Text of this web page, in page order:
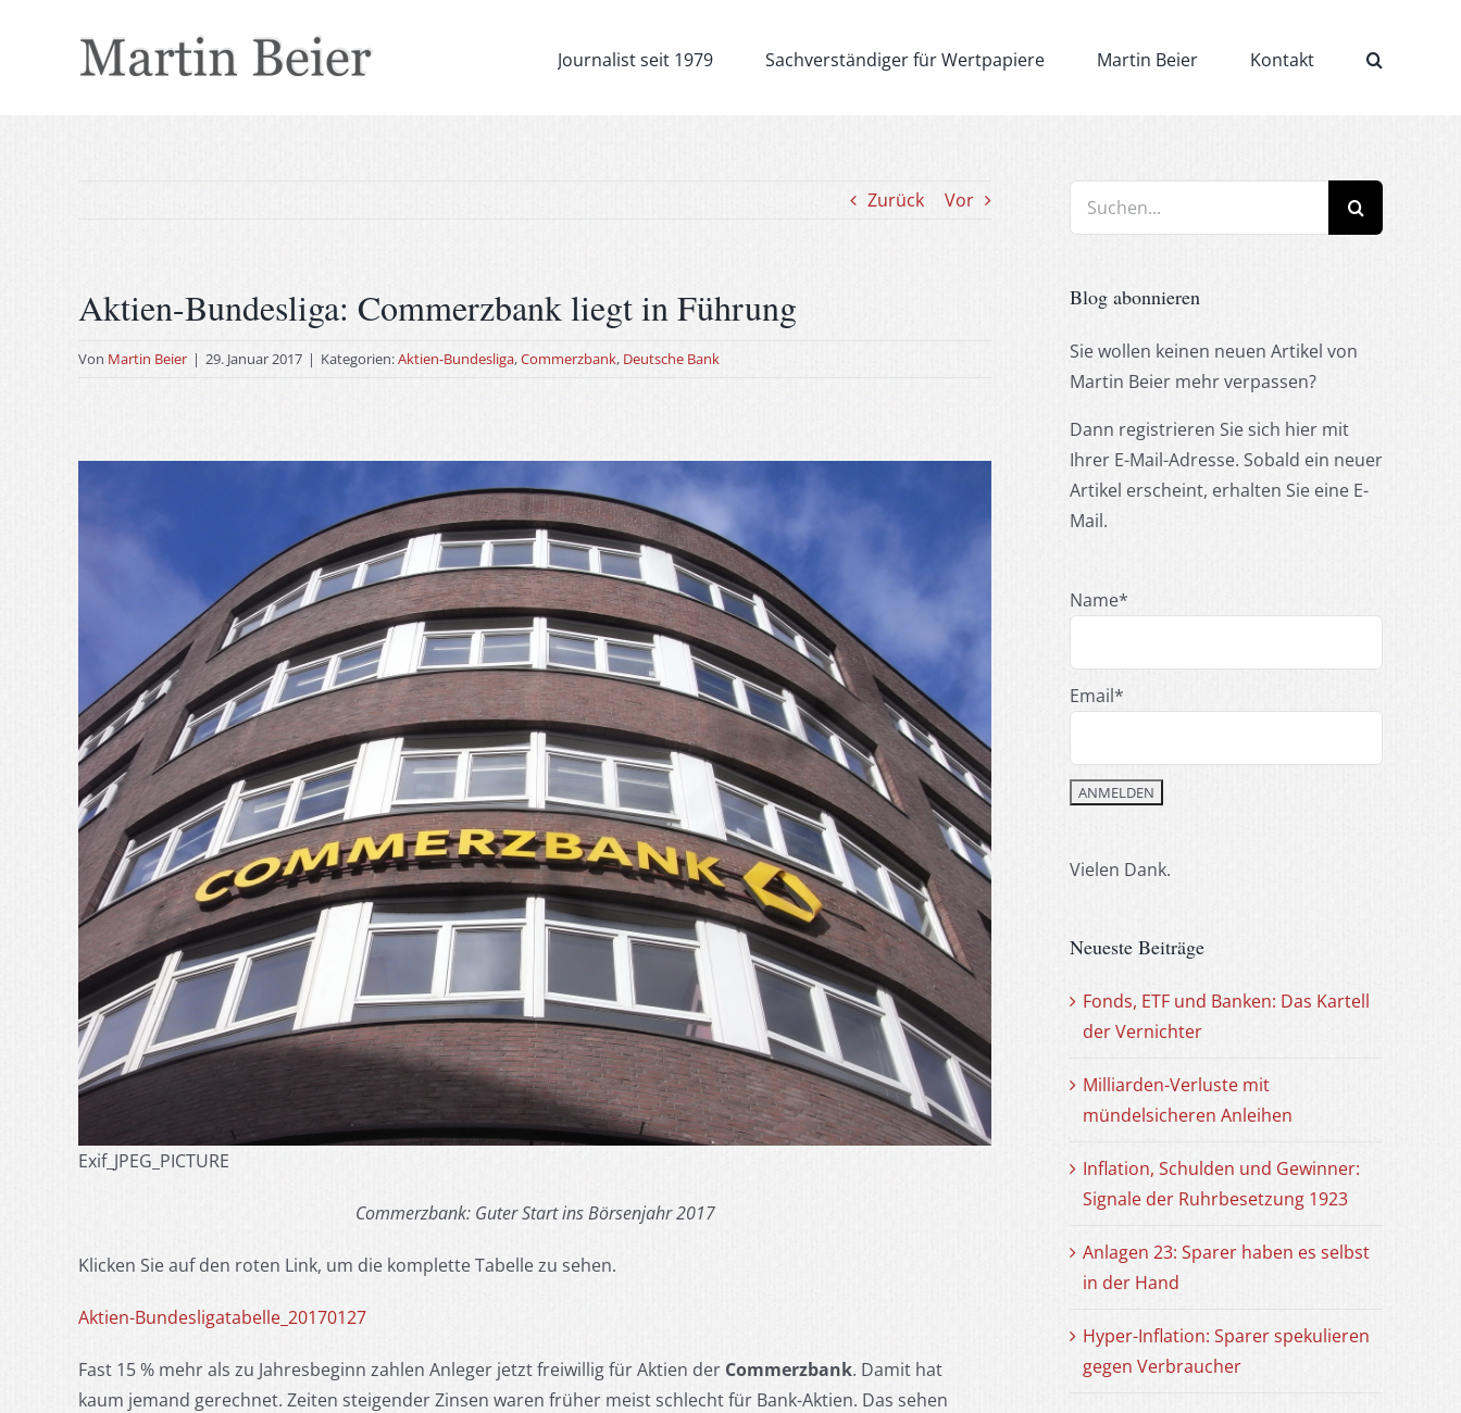
Journalist seit 1979 Sachverständiger für Wertpapiere Martin Beier Kontakt
Zurück Vor
Aktien-Bundesliga: Commerzbank liegt in Führung
Von Martin Beier | 29. Januar 2017 | Kategorien:Aktien-Bundesliga,Commerzbank, Deutsche Bank
Exif_JPEG_PICTURE
Commerzbank: Guter Start ins Börsenjahr 2017
Klicken Sie auf den roten Link, um die komplette Tabelle zu sehen.
Aktien-Bundesligatabelle_20170127
Fast 15 % mehr als zu Jahresbeginn zahlen Anleger jetzt freiwillig für Aktien der Commerzbank. Damit hat
kaum jemand gerechnet. Zeiten steigender Zinsen waren früher meist schlecht für Bank-Aktien. Das sehen
Suche
Blog abonnieren
Sie wollen keinen neuen Artikel von
Martin Beier mehr verpassen?
Dann registrieren Sie sich hier mit
Ihrer E-Mail-Adresse. Sobald ein neuer
Artikel erscheint, erhalten Sie eine E-
Mail.
Name*
Email*
Vielen Dank.
Neueste Beiträge
Fonds, ETF und Banken: Das Kartell
der Vernichter
Milliarden-Verluste mit
mündelsicheren Anleihen
Inflation, Schulden und Gewinner:
Signale der Ruhrbesetzung 1923
Anlagen 23: Sparer haben es selbst
in der Hand
Hyper-Inflation: Sparer spekulieren
gegen Verbraucher